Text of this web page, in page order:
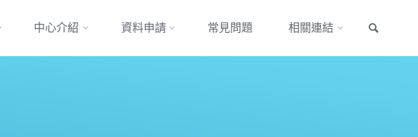
中心介紹 資料申請 常見問題 相關連結